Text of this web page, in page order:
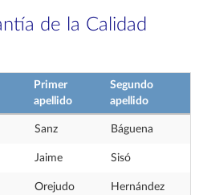
de la Calidad
Primer
apellido
Segundo
apellido
Sanz Báguena
Jaime Sisó
Orejudo Hernández